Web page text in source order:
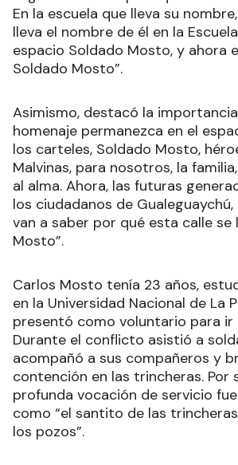
En la escuela que lleva su
lleva el nombre de él en la
espacio Soldado Mosto, y ahora
Soldado Mosto”.
Asimismo, destacó la
homenaje permanezca en el
los carteles, Soldado Mosto,
Malvinas, para nosotros, la
al alma. Ahora, las futuras
los ciudadanos de
van a saber por qué esta calle se
Mosto”.
Carlos Mosto tenía 23 años,
en la Universidad Nacional de La
presentó como voluntario para ir
Durante el conflicto asistió a
acompañó a sus compañeros y
contención en las trincheras. Por
profunda vocación de servicio
como “el santito de las
los pozos”.